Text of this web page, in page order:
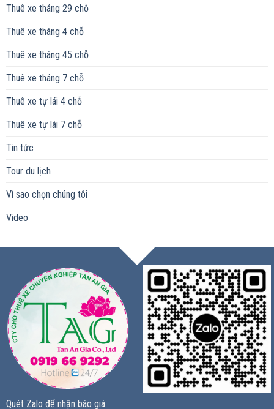
Thuê xe tháng 29 chỗ
Thuê xe tháng 4 chỗ
Thuê xe tháng 45 chỗ
Thuê xe tháng 7 chỗ
Thuê xe tự lái 4 chỗ
Thuê xe tự lái 7 chỗ
Tin tức
Tour du lịch
Vì sao chọn chúng tôi
Video
Quét Zalo để nhận báo giá